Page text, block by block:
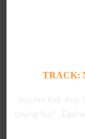
TRACK:
Irischer Folk-Pop
Loving Sun“